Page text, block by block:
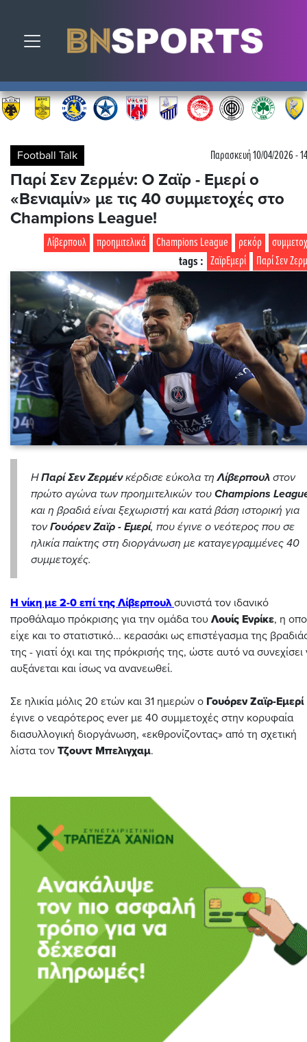
Toggle navigation
Football Talk Παρασκευή 10/04/2026 -
Παρί Σεν Ζερμέν: Ο Ζαϊρ - Εμερί ο
«Βενιαμίν» με τις 40 συμμετοχές στο
Champions League!
ρεκόρ
Champions League
προημιτελικά
Λίβερπουλ
Παρί Σεν
ΖαϊρΕμερί
tags :
ΗΠαρί Σεν Ζερμένκέρδισε εύκολα τηΛίβερπουλ στον
πρώτο αγώνα των προημιτελικών του Champions
και η βραδιά είναι ξεχωριστή και κατά βάση ιστορική για
τονΓουόρεν Ζαϊρ - Εμερί, που έγινε ο νεότερος που σε
ηλικία παίκτης στη διοργάνωση με καταγεγραμμένες 40
συμμετοχές.
Η νίκη με 2-0 επί της Λίβερπουλσυνιστά τον ιδανικό
προθάλαμο πρόκρισης για την ομάδα του Λουίς Ενρίκε, η
είχε και το στατιστικό... κερασάκι ως επιστέγασμα της
της - γιατί όχι και της πρόκρισής της, ώστε αυτό να συνεχίσει
αυξάνεται και ίσως να ανανεωθεί.
Σε ηλικία μόλις 20 ετών και 31 ημερών ο Γουόρεν Ζαϊρ-Εμερί
έγινε ο νεαρότερος ever με 40 συμμετοχές στην κορυφαία
διασυλλογική διοργάνωση, «εκθρονίζοντας» από τη σχετική
λίστα τον Τζουντ Μπελιγχαμ.